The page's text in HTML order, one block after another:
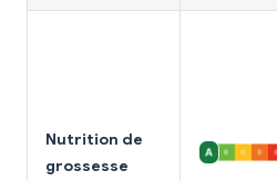
Nutrition de
grossesse